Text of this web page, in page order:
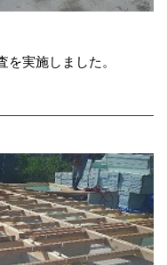
実施しました。